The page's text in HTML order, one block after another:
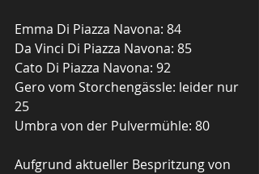
Emma Di Piazza Navona: 84
Da Vinci Di Piazza Navona: 85
Cato Di Piazza Navona: 92
Gero vom Storchengässle: leider nur
25
Umbra von der Pulvermühle: 80
Aufgrund aktueller Bespritzung von